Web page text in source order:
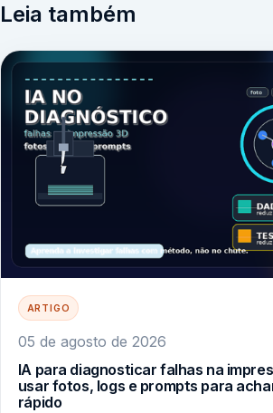
Leia também
ARTIGO
05 de agosto de 2026
IA para diagnosticar falhas na
usar fotos, logs e prompts para
rápido